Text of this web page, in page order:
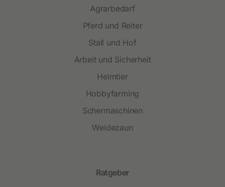
Agrarbedarf
Pferd und Reiter
Stall und Hof
Arbeit und Sicherheit
Heimtier
Hobbyfarming
Schermaschinen
Weidezaun
Ratgeber